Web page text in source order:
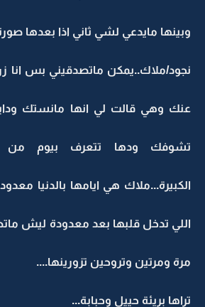
وبينها مايدعي لشي ثاني اذا بعدها
نجود/ملاك..يمكن ماتصدقيني بس انا
عنك وهي قالت لي انها مانستك
تشوفك ودها تتعرف بيوم من
الكبيرة...ملاك هي ايامها بالدنيا
اللي تدخل قلبها بعد معدودة ليش
مرة ومرتين وتروحين تزورينها....
تراها بريئة حييل وحبابة...